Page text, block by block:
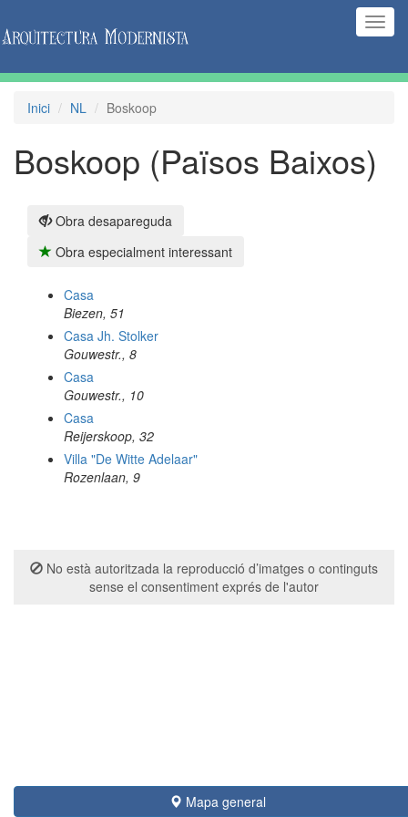
Inici NL Boskoop
Boskoop (Països Baixos)
Obra desapareguda
Obra especialment interessant
Casa
Biezen, 51
Casa Jh. Stolker
Gouwestr., 8
Casa
Gouwestr., 10
Casa
Reijerskoop, 32
Villa "De Witte Adelaar"
Rozenlaan, 9
Mapa general
No està autoritzada la reproducció d’imatges o continguts
sense el consentiment exprés de l'autor